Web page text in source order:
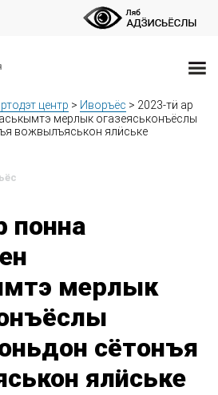
центр > Иворъёс > 2023-тӥ ар
мерлык огазеяськонъёслы
вожвылъяськон ялӥське
понна
мерлык
сётонъя
ялӥське